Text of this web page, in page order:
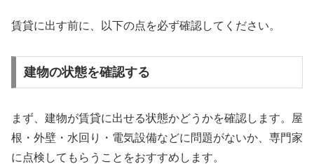
賃貸に出す前に、以下の点を必ず確認してください。
建物の状態を確認する
まず、建物が賃貸に出せる状態かどうかを確認します。屋
根・外壁・水回り・電気設備などに問題がないか、専門家
に点検してもらうことをおすすめします。